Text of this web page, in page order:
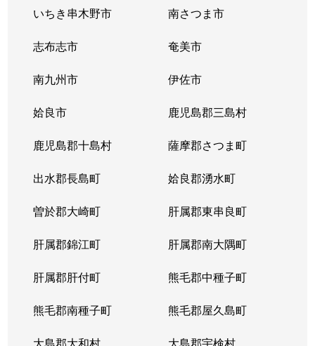
いちき串木野市 南さつま市
志布志市 奄美市
南九州市 伊佐市
姶良市 鹿児島郡三島村
鹿児島郡十島村 薩摩郡さつま町
出水郡長島町 姶良郡湧水町
曽於郡大崎町 肝属郡東串良町
肝属郡錦江町 肝属郡南大隅町
肝属郡肝付町 熊毛郡中種子町
熊毛郡南種子町 熊毛郡屋久島町